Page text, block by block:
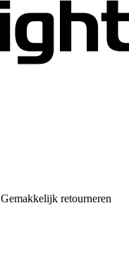
Gemakkelijk retourneren